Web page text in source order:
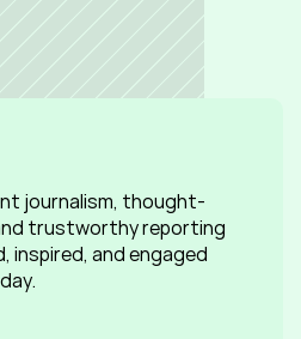
journalism, thought-
trustworthy reporting
inspired, and engaged